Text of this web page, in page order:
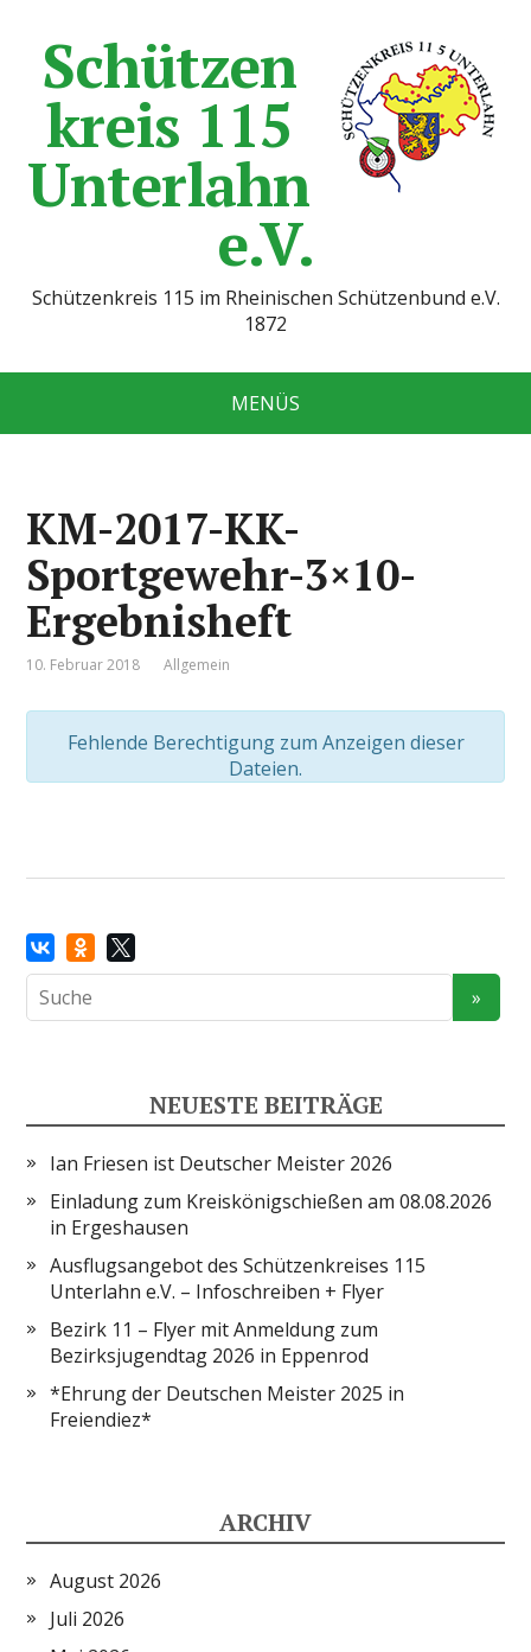
Schützen
kreis 115
Unterlahn
e.V.
Schützenkreis 115 im Rheinischen Schützenbund e.V.
1872
MENÜS
KM-2017-KK-
Sportgewehr-3×10-
Ergebnisheft
10. Februar 2018 Allgemein
Fehlende Berechtigung zum Anzeigen dieser
Dateien.
NEUESTE BEITRÄGE
Ian Friesen ist Deutscher Meister 2026
Einladung zum Kreiskönigschießen am 08.08.2026
in Ergeshausen
Ausflugsangebot des Schützenkreises 115
Unterlahn e.V. – Infoschreiben + Flyer
Bezirk 11 – Flyer mit Anmeldung zum
Bezirksjugendtag 2026 in Eppenrod
*Ehrung der Deutschen Meister 2025 in
Freiendiez*
ARCHIV
August 2026
Juli 2026